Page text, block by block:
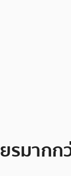
รมาก